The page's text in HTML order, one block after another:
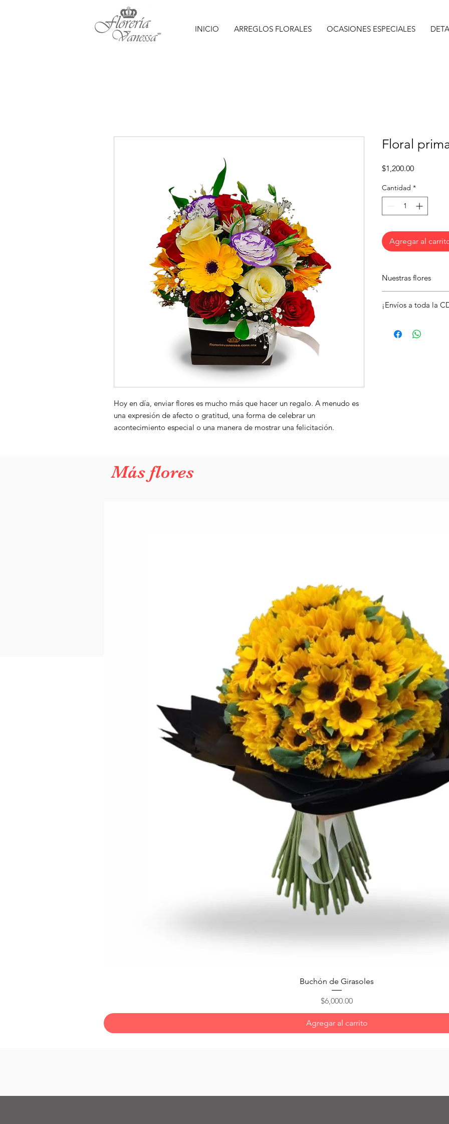
INICIO ARREGLOS FLORALES OCASIONES ESPECIALES
Hoy en día, enviar flores es mucho más que hacer un regalo. A menudo es
una expresión de afecto o gratitud, una forma de celebrar un
acontecimiento especial o una manera de mostrar una felicitación.
Floral
$1,200.00Precio
Cantidad *
Agregar al
Nuestras flores
para ti. Deja que
¡Envíos a toda la
alegra el día de
Más flores
Vista rápida
Buchón de Girasoles
Precio
$6,000.00
Agregar al carrito